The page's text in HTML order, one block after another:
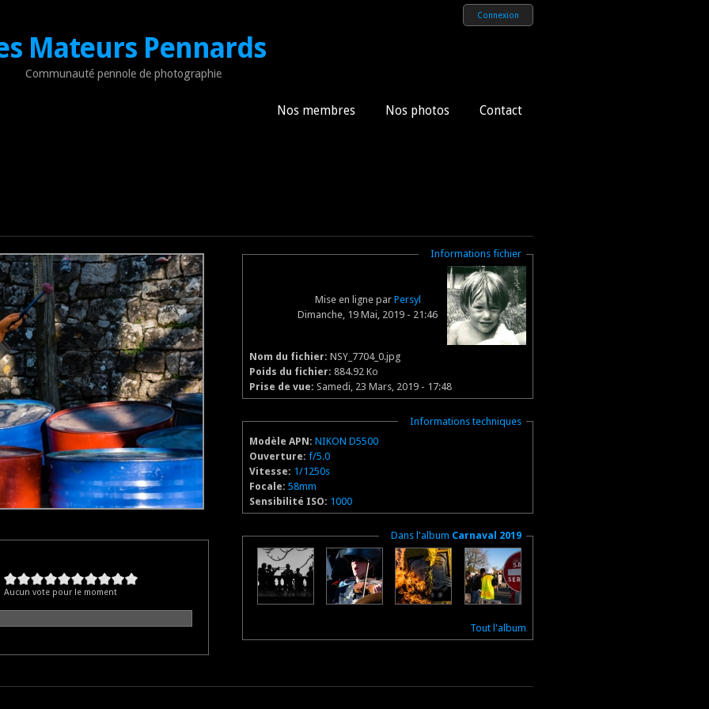
Mateurs Pennards
Communauté pennole de photographie
Connexion
Nos membres Nos photos Contact
Aucun vote pour le moment
Masquer
Informations fichier
Mise en ligne par Persyl
Dimanche, 19 Mai, 2019 - 21:46
Nom du fichier: NSY_7704_0.jpg
Poids du fichier: 884.92 Ko
Prise de vue: Samedi, 23 Mars, 2019 - 17:48
Masquer
Informations techniques
Modèle APN: NIKON D5500
Ouverture: f/5.0
Vitesse: 1/1250s
Focale: 58mm
Sensibilité ISO: 1000
Masquer
Dans l'album Carnaval 2019
Tout l'album